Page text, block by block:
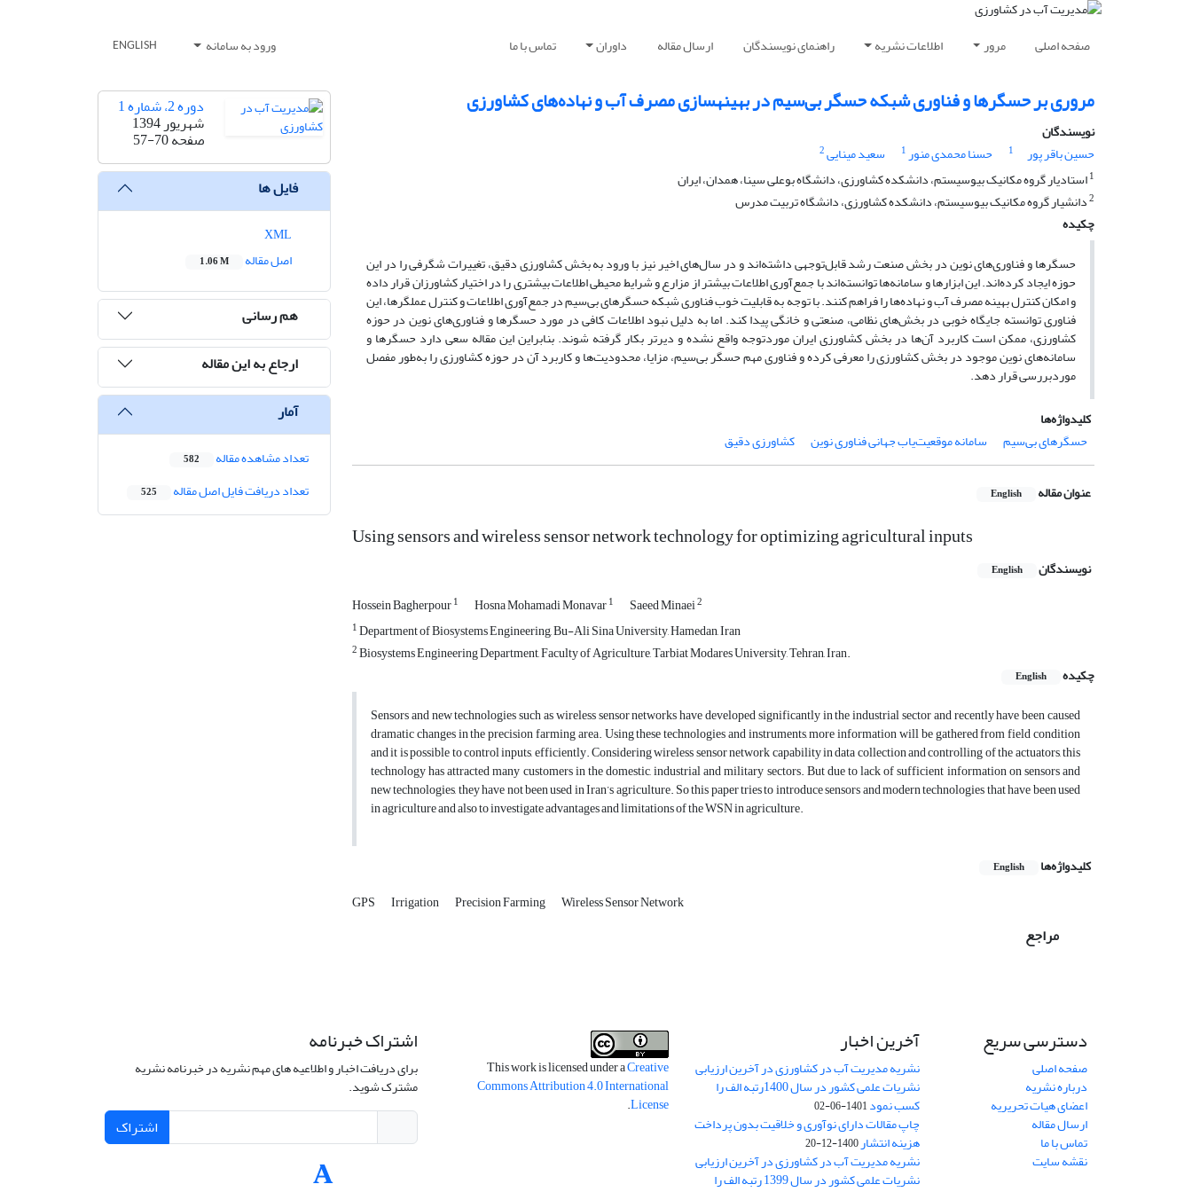
صفحه اصلی مرور اطلاعات نشریه راهنمای نویسندگان ارسال مقاله داوران تماس با ما ورود به سامانه ENGLISH
مروری بر حسگرها و فناوری شبکه حسگر بی‌سیم در بهینه‏سازی مصرف آب و نهاده‌های کشاورزی
نویسندگان
حسین باقر پور
1 حسنا محمدی منور1 سعید مینایی2
1استادیار گروه مکانیک بیوسیستم، دانشکده کشاورزی، دانشگاه بوعلی سینا، همدان، ایران
2دانشیار گروه مکانیک بیوسیستم، دانشکده کشاورزی، دانشگاه تربیت مدرس
چکیده
حسگرها و فناوری‌های نوین در بخش صنعت رشد قابل‌توجهی داشته‌اند و در سال‌های اخیر نیز با ورود به بخش کشاورزی دقیق، تغییرات شگرفی را در این
حوزه ایجاد کرده‌اند. این ابزارها و سامانه‌ها توانسته‌اند با جمع‌آوری اطلاعات بیشتر از مزارع و شرایط محیطی اطلاعات بیشتری را در اختیار کشاورزان قرار داده
و امکان کنترل بهینه مصرف آب و نهاده‌ها را فراهم کنند. با توجه به قابلیت خوب فناوری شبکه حسگرهای بی‌سیم در جمع‌آوری اطلاعات و کنترل عملگرها، این
فناوری توانسته جایگاه خوبی در بخش‌های نظامی، صنعتی و خانگی پیدا کند. اما به دلیل نبود اطلاعات کافی در مورد حسگرها و فناوری‌های نوین در حوزه
کشاورزی، ممکن است کاربرد آن‌ها در بخش کشاورزی ایران موردتوجه واقع نشده و دیرتر بکار گرفته شوند. بنابراین این مقاله سعی دارد حسگرها و
سامانه‌های نوین موجود در بخش کشاورزی را معرفی کرده و فناوری مهم حسگر بی‌سیم، مزایا، محدودیت‌ها و کاربرد آن در حوزه کشاورزی را به‌طور مفصل
موردبررسی قرار دهد.
کلیدواژه‌ها
حسگرهای بی‌سیم
سامانه موقعیت‌یاب جهانی فناوری نوین کشاورزی دقیق
عنوان مقاله English
Using sensors and wireless sensor network technology for optimizing agricultural inputs
نویسندگان English
Hossein Bagherpour1 Hosna Mohamadi Monavar1 Saeed Minaei2
1Department of Biosystems Engineering, Bu-Ali Sina University, Hamedan, Iran
2Biosystems Engineering Department, Faculty of Agriculture, Tarbiat Modares University, Tehran, Iran.
چکیده
English
Sensors and new technologies such as wireless sensor networks have developed significantly in the industrial sector and recently have been caused
dramatic changes in the precision farming area. Using these technologies and instruments, more information will be gathered from field condition
and it is possible to control inputs, efficiently. Considering wireless sensor network capability in data collection and controlling of the actuators, this
technology has attracted many customers in the domestic, industrial and military sectors. But due to lack of sufficient information on sensors and
new technologies, they have not been used in Iran’s agriculture. So this paper tries to introduce sensors and modern technologies that have been used
in agriculture and also to investigate advantages and limitations of the WSN in agriculture.
کلیدواژه‌ها English
GPS Irrigation Precision Farming Wireless Sensor Network
مراجع
دوره 2، شماره 1
شهریور 1394
صفحه57-70
فایل ها
اصل مقاله
1.06 M
هم رسانی
ارجاع به این مقاله
آمار
تعداد مشاهده مقاله 582
تعداد دریافت فایل اصل مقاله 525
دسترسی سریع
صفحه اصلی
درباره نشریه
اعضای هیات تحریریه
ارسال مقاله
تماس با ما
نقشه سایت
آخرین اخبار
نشریه مدیریت آب در کشاورزی در آخرین ارزیابی
نشریات علمی کشور در سال 1400رتبه الف را
کسب نمود1401-06-02
چاپ مقالات دارای نوآوری و خلاقیت بدون پرداخت
هزینه انتشار1400-12-20
نشریه مدیریت آب در کشاورزی در آخرین ارزیابی
نشریات علمی کشور در سال 1399 رتبه الف را
This work is licensed under aCreative
Commons Attribution 4.0 International
License
.
اشتراک خبرنامه
برای دریافت اخبار و اطلاعیه های مهم نشریه در خبرنامه نشریه
مشترک شوید.
اشتراک